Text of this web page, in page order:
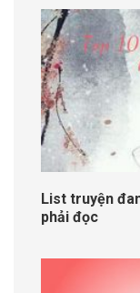
List truyện
phải đọc